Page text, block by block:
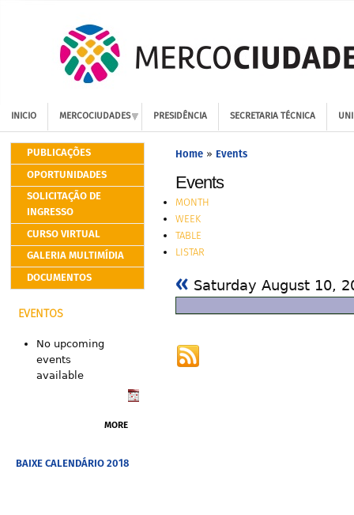
INICIO MERCOCIUDADES PRESIDÊNCIA SECRETARIA TÉCNICA
PUBLICAÇÕES
OPORTUNIDADES
SOLICITAÇÃO DE
INGRESSO
CURSO VIRTUAL
GALERIA MULTIMÍDIA
DOCUMENTOS
EVENTOS
No upcoming
events
available
MORE
BAIXE CALENDÁRIO 2018
Home » Events
Events
MONTH
WEEK
TABLE
LISTAR
« Saturday August 10,